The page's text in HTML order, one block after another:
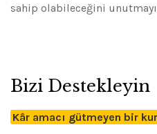
sahip olabileceğini
Bizi Destekleyin
Kâr amacı gütmeyen bir